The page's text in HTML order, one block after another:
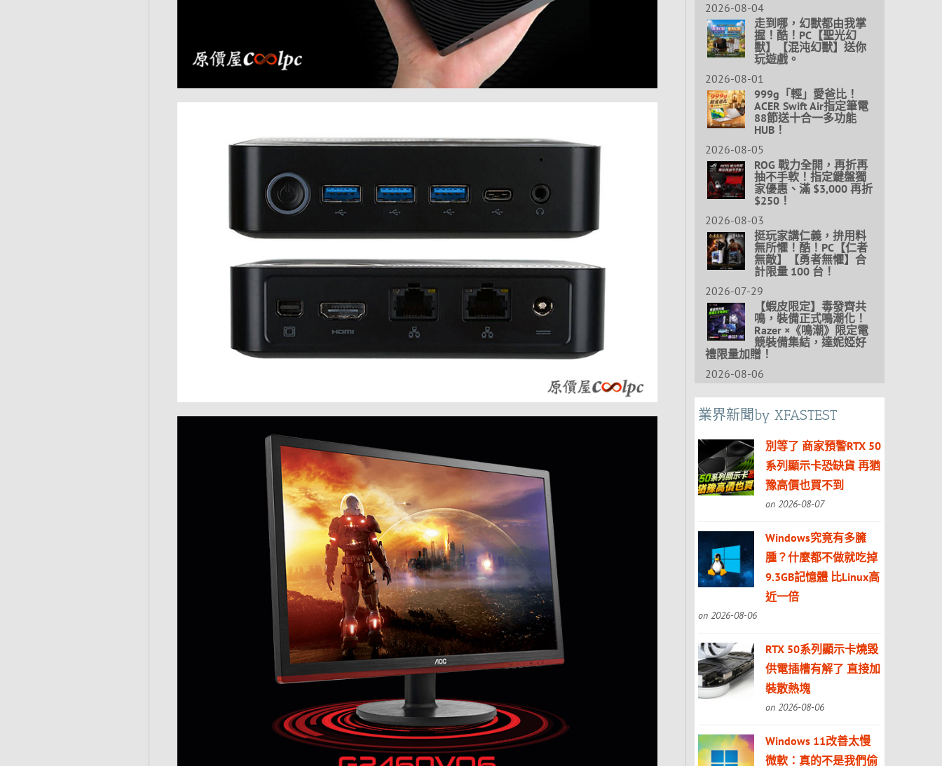
2026-08-04
走到哪，幻獸都由我掌
握！酷！PC【聖光幻
獸】【混沌幻獸】送你
玩遊戲。
2026-08-01
999g「輕」愛爸比！
ACER Swift Air指定筆電
88節送十合一多功能
HUB！
2026-08-05
ROG 戰力全開，再折再
抽不手軟！指定鍵盤獨
家優惠、滿 $3,000 再折
$250！
2026-08-03
挺玩家講仁義，拚用料
無所懼！酷！PC【仁者
無敵】【勇者無懼】合
計限量 100 台！
2026-07-29
【蝦皮限定】毒發齊共
鳴，裝備正式鳴潮化！
Razer ×《鳴潮》限定電
競裝備集結，達妮婭好
禮限量加贈！
2026-08-06
業界新聞by XFASTEST
別等了 商家預警RTX 50
系列顯示卡恐缺貨 再猶
豫高價也買不到
on 2026-08-07
Windows究竟有多臃
腫？什麼都不做就吃掉
9.3GB記憶體 比Linux高
近一倍
on 2026-08-06
RTX 50系列顯示卡燒毀
供電插槽有解了 直接加
裝散熱塊
on 2026-08-06
Windows 11改善太慢
微軟：真的不是我們偷